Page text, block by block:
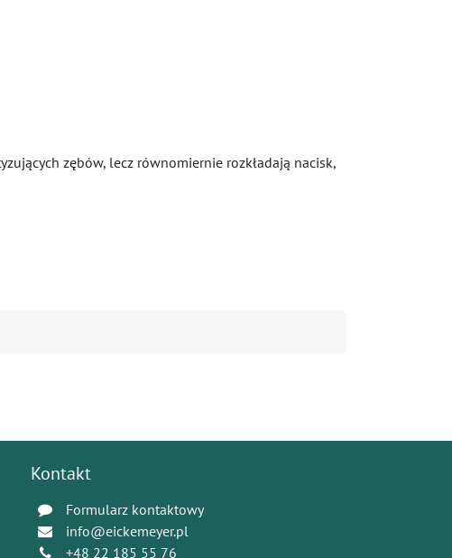
zębów, lecz równomiernie rozkładają nacisk,
Kontakt
Formularz kontaktowy
info@eickemeyer.pl
+48 22 185 55 76